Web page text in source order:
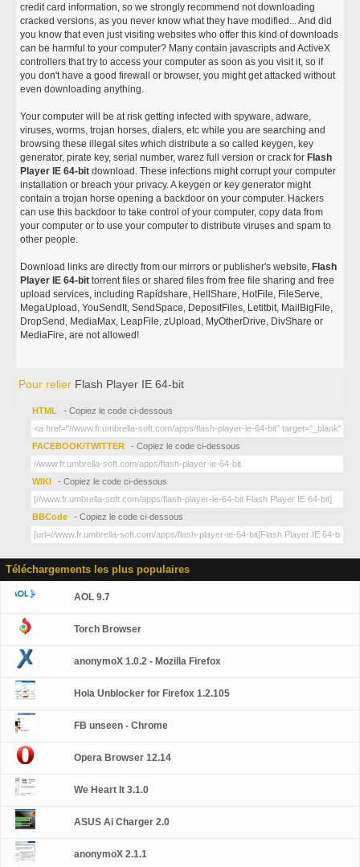
credit card information, so we strongly recommend not downloading
cracked versions, as you never know what they have modified... And did
you know that even just visiting websites who offer this kind of downloads
can be harmful to your computer? Many contain javascripts and ActiveX
controllers that try to access your computer as soon as you visit it, so if
you don't have a good firewall or browser, you might get attacked without
even downloading anything.
Your computer will be at risk getting infected with spyware, adware,
viruses, worms, trojan horses, dialers, etc while you are searching and
browsing these illegal sites which distribute a so called keygen, key
generator, pirate key, serial number, warez full version or crack for Flash
Player IE 64-bit download. These infections might corrupt your computer
installation or breach your privacy. A keygen or key generator might
contain a trojan horse opening a backdoor on your computer. Hackers
can use this backdoor to take control of your computer, copy data from
your computer or to use your computer to distribute viruses and spam to
other people.
Download links are directly from our mirrors or publisher's website, Flash
Player IE 64-bit torrent files or shared files from free file sharing and free
upload services, including Rapidshare, HellShare, HotFile, FileServe,
MegaUpload, YouSendIt, SendSpace, DepositFiles, Letitbit, MailBigFile,
DropSend, MediaMax, LeapFile, zUpload, MyOtherDrive, DivShare or
MediaFire, are not allowed!
Pour relier Flash Player IE 64-bit
HTML - Copiez le code ci-dessous
FACEBOOK/TWITTER - Copiez le code ci-dessous
WIKI - Copiez le code ci-dessous
BBCode - Copiez le code ci-dessous
Téléchargements les plus populaires
AOL 9.7
Torch Browser
anonymoX 1.0.2 - Mozilla Firefox
Hola Unblocker for Firefox 1.2.105
FB unseen - Chrome
Opera Browser 12.14
We Heart It 3.1.0
ASUS Ai Charger 2.0
anonymoX 2.1.1